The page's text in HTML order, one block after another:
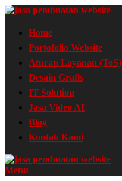
Home
Portofolio Website
Aturan Layanan (ToS)
Desain Grafis
IT Solution
Jasa Video AI
Blog
Kontak Kami
Menu